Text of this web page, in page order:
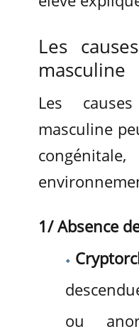
Les
masculine
Les
masculine
1/ Absence
ou